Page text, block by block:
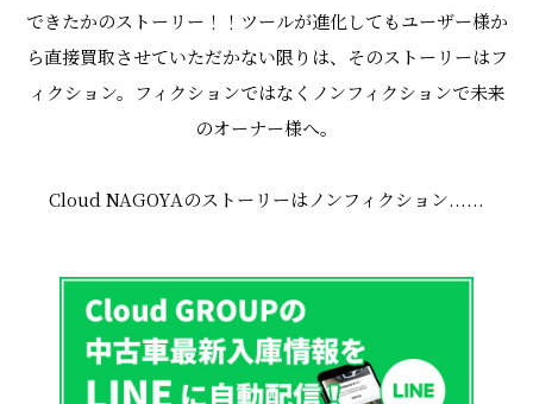
できたかのストーリー！！ ツールが進化してもユーザー様か
ら直接買取させていただかない限りは、そのストーリーはフ
ィクション。 フィクションではなくノンフィクションで未来
のオーナー様へ。
Cloud NAGOYAのストーリーはノンフィクション......